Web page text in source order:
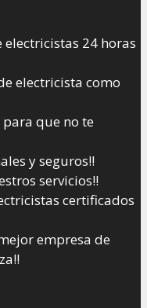
electricistas 24 horas
electricista como
para que no te
y seguros!!
servicios!!
certificados
empresa de